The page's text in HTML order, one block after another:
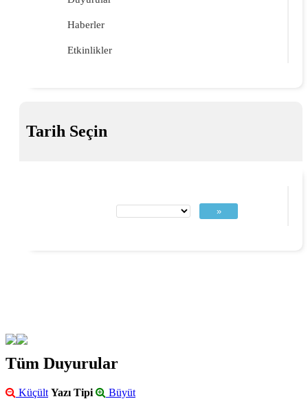
Haberler
Etkinlikler
Tarih Seçin
»
Tüm Duyurular
Küçült Yazı Tipi Büyüt